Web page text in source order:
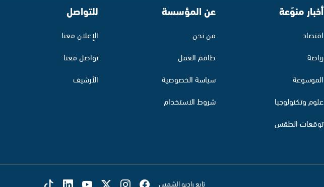
أخبار منوّعة
اقتصاد
رياضة
الموسوعة
علوم وتكنولوجيا
توقعات الطقس
عن المؤسسة
من نحن
طاقم العمل
سياسة الخصوصية
شروط الاستخدام
للتواصل
الإعلان معنا
تواصل معنا
الأرشيف
تابع راديو الشمس